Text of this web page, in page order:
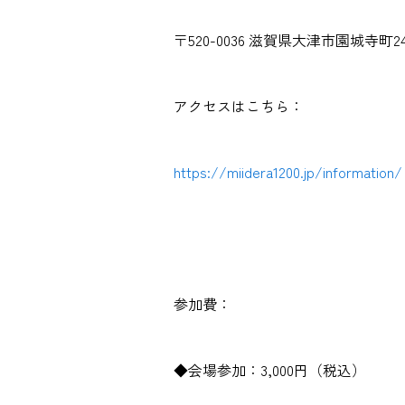
〒520-0036 滋賀県大津市園城寺町
アクセスはこちら：
https://miidera1200.jp/information/
参加費：
◆会場参加：3,000円（税込）